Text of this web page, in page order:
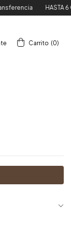
HASTA 6
Carrito (0)